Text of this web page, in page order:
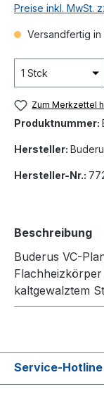
Preise inkl. MwSt.
Versandfertig
Zum Merkzettel
Produktnummer:
Hersteller:
Hersteller-Nr.:
Beschreibung
Buderus VC-
kaltgewalztem
Service-Hotline